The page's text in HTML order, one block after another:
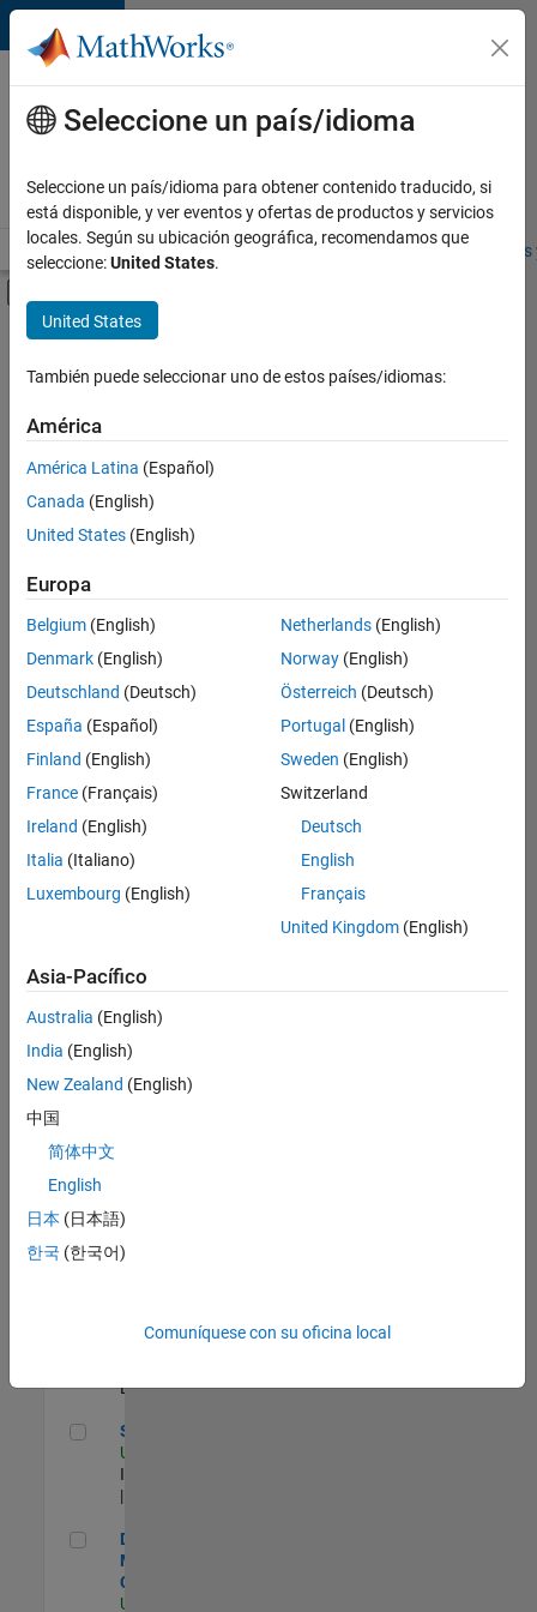
Saltar al contenido
Ofertas
de
empleo
MathWorks
Visión general Búsqueda de empleo Oficinas locales
Contenido principal
FILTRADO POR
Business Model Team
Ordenar por
Guardar
empleos
seleccionados
No se
han
traducido
todos
los
empleos.
Busque
por
ubicación
todos
empleos
en su
zona.
Principal IAM/AD Engineer
Information Technology
Strategy
US-MA-Natick|
Experimentado
Senior CRM Analyst
Senior CRM Analyst
US-MA-Natick
Information Technology
| Experimentado
Director of Digital Marketing and Campaigns
Director of Digital
Marketing and
Campaigns
US-MA-Natick
Seleccione un país/idioma
Seleccione un país/idioma para obtener contenido traducido, si
está disponible, y ver eventos y ofertas de productos y servicios
locales. Según su ubicación geográfica, recomendamos que
seleccione:United States.
United States
También puede seleccionar uno de estos países/idiomas:
América
América Latina (Español)
Canada (English)
United States (English)
Europa
Belgium (English)
Denmark (English)
Deutschland (Deutsch)
España (Español)
Finland (English)
France (Français)
Ireland (English)
Italia (Italiano)
Luxembourg (English)
Netherlands(English)
Norway(English)
Österreich (Deutsch)
Portugal (English)
Sweden (English)
Switzerland
Deutsch
English
Français
United Kingdom(English)
Asia-Pacífico
Australia (English)
India (English)
New Zealand (English)
中国
简体中文
English
日本 (日本語)
한국 (한국어)
Comuníquese con su oficina local